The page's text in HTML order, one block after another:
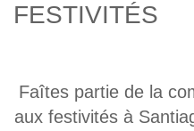
FESTIVITÉS
Faîtes partie de la
aux festivités à